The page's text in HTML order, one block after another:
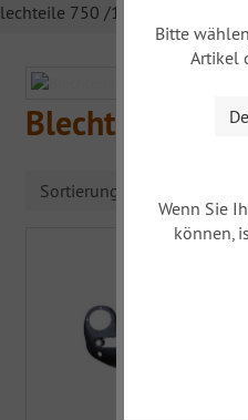
750 /101 Spider
Blechteile 750
Sortierung
Bitte
Artikel
Wenn Sie
können,